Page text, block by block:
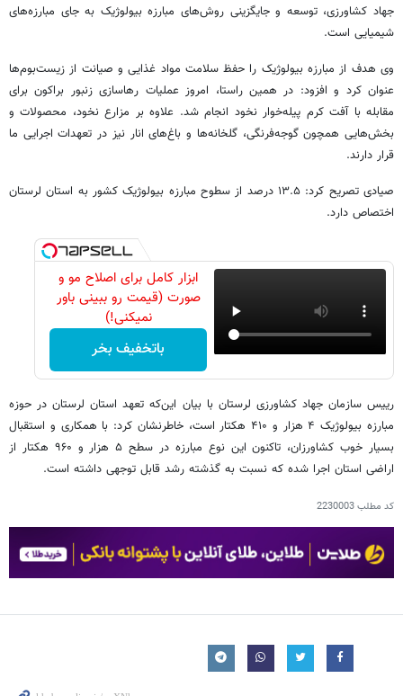
جهاد کشاورزی، توسعه و جایگزینی روش‌های مبارزه بیولوژیک به جای مبارزه‌های
شیمیایی است.
وی هدف از مبارزه بیولوژیک را حفظ سلامت مواد غذایی و صیانت از زیست‌بوم‌ها
عنوان کرد و افزود: در همین راستا، امروز عملیات رهاسازی زنبور براکون برای
مقابله با آفت کرم پیله‌خوار نخود انجام شد. علاوه بر مزارع نخود، محصولات و
بخش‌هایی همچون گوجه‌فرنگی، گلخانه‌ها و باغ‌های انار نیز در تعهدات اجرایی ما
قرار دارند.
صیادی تصریح کرد: ۱۳.۵ درصد از سطوح مبارزه بیولوژیک کشور به استان لرستان
اختصاص دارد.
ابزار کامل برای اصلاح مو و
صورت (قیمت رو ببینی باور
نمیکنی!)
باتخفیف بخر
رییس سازمان جهاد کشاورزی لرستان با بیان این‌که تعهد استان لرستان در حوزه
مبارزه بیولوژیک ۴ هزار و ۴۱۰ هکتار است، خاطرنشان کرد: با همکاری و استقبال
بسیار خوب کشاورزان، تاکنون این نوع مبارزه در سطح ۵ هزار و ۹۶۰ هکتار از
اراضی استان اجرا شده که نسبت به گذشته رشد قابل توجهی داشته است.
کد مطلب2230003